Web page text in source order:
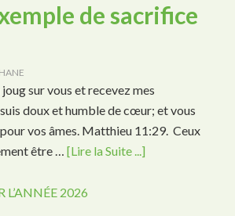
de sacrifice
sur vous et recevez mes
doux et humble de cœur; et vous
vos âmes. Matthieu 11:29. Ceux
être …[Lire la Suite ...]
2026